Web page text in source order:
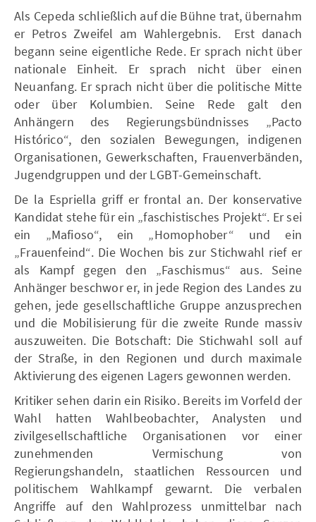
Als Cepeda schließlich auf die Bühne trat, übernahm
er Petros Zweifel am Wahlergebnis. Erst danach
begann seine eigentliche Rede. Er sprach nicht über
nationale Einheit. Er sprach nicht über einen
Neuanfang. Er sprach nicht über die politische Mitte
oder über Kolumbien. Seine Rede galt den
Anhängern des Regierungsbündnisses „Pacto
Histórico“, den sozialen Bewegungen, indigenen
Organisationen, Gewerkschaften, Frauenverbänden,
Jugendgruppen und der LGBT-Gemeinschaft.
De la Espriella griff er frontal an. Der konservative
Kandidat stehe für ein „faschistisches Projekt“. Er sei
ein „Mafioso“, ein „Homophober“ und ein
„Frauenfeind“. Die Wochen bis zur Stichwahl rief er
als Kampf gegen den „Faschismus“ aus. Seine
Anhänger beschwor er, in jede Region des Landes zu
gehen, jede gesellschaftliche Gruppe anzusprechen
und die Mobilisierung für die zweite Runde massiv
auszuweiten. Die Botschaft: Die Stichwahl soll auf
der Straße, in den Regionen und durch maximale
Aktivierung des eigenen Lagers gewonnen werden.
Kritiker sehen darin ein Risiko. Bereits im Vorfeld der
Wahl hatten Wahlbeobachter, Analysten und
zivilgesellschaftliche Organisationen vor einer
zunehmenden Vermischung von
Regierungshandeln, staatlichen Ressourcen und
politischem Wahlkampf gewarnt. Die verbalen
Angriffe auf den Wahlprozess unmittelbar nach